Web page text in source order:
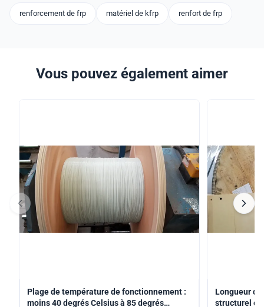
renforcement de frp matériel de kfrp renfort de frp
Vous pouvez également aimer
Plage de température de fonctionnement :
moins 40 degrés Celsius à 85 degrés
Longueur
structurel